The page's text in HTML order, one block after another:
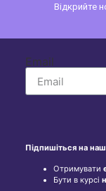
Сайт
Email
Підпишіться на
Отримувати
Бути в курсі